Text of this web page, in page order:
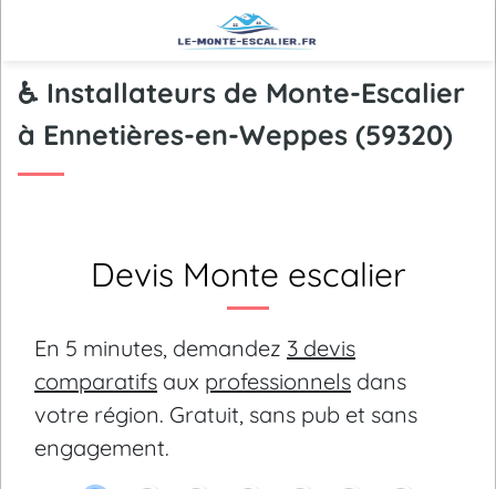
♿ Installateurs de Monte-Escalier
à Ennetières-en-Weppes (59320)
Devis Monte escalier
En 5 minutes, demandez 3 devis
comparatifs aux professionnels dans
votre région. Gratuit, sans pub et sans
engagement.